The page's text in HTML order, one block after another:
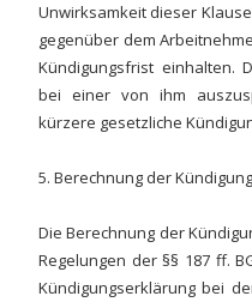
Unwirksamkeit dieser
gegenüber dem
Kündigungsfrist einhalten.
bei einer von ihm
kürzere gesetzliche
5. Berechnung der
Die Berechnung der
Regelungen der §§ 187 ff.
Kündigungserklärung bei